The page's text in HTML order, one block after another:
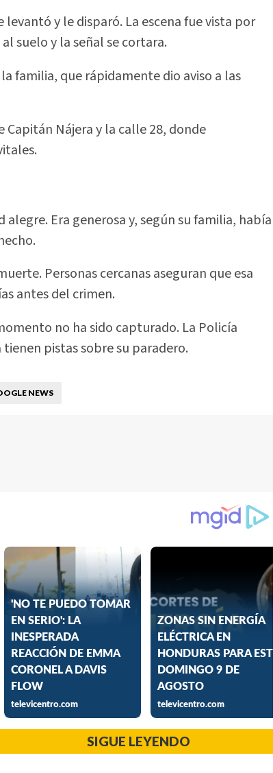
y le disparó. La escena fue vista por
suelo y la señal se cortara.
familia, que rápidamente dio aviso a las
Capitán Nájera y la calle 28, donde
Era generosa y, según su familia, había
Personas cercanas aseguran que esa
antes del crimen.
no ha sido capturado. La Policía
pistas sobre su paradero.
NEWS
SIGUE LEYENDO